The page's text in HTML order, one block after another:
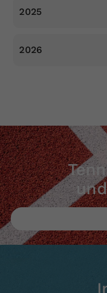
2025
2026
Zweck